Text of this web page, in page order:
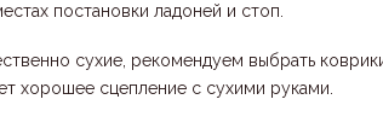
постановки ладоней и стоп.
сухие, рекомендуем выбрать
хорошее сцепление с сухими руками.